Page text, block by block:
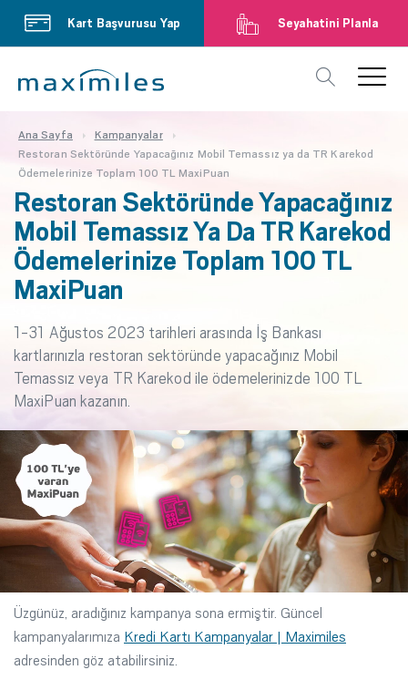
Kart Başvurusu Yap Seyahatini Planla
Ana Sayfa
Kampanyalar
Restoran Sektöründe Yapacağınız Mobil Temassız ya da TR Karekod
Ödemelerinize Toplam 100 TL MaxiPuan
Restoran Sektöründe Yapacağınız
Mobil Temassız Ya Da TR Karekod
Ödemelerinize Toplam 100 TL
MaxiPuan
1-31 Ağustos 2023 tarihleri arasında İş Bankası
kartlarınızla restoran sektöründe yapacağınız Mobil
Temassız veya TR Karekod ile ödemelerinizde 100 TL
MaxiPuan kazanın.
Üzgünüz, aradığınız kampanya sona ermiştir. Güncel
kampanyalarımıza Kredi Kartı Kampanyalar | Maximiles
adresinden göz atabilirsiniz.